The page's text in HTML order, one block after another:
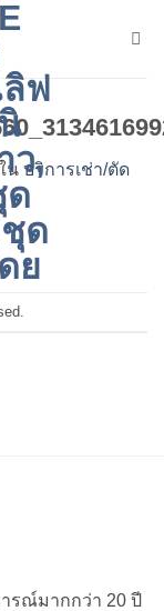
น บริการเช่า/ตัด
ารณ์มากกว่า 20 ปี